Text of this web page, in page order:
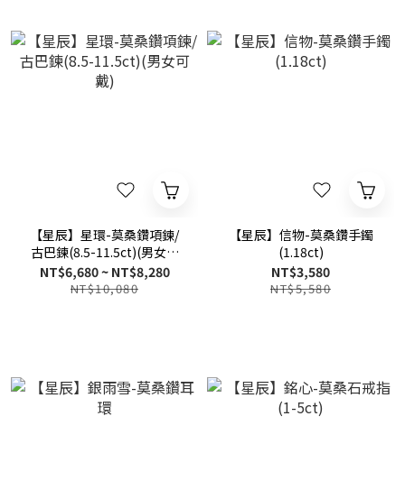
【星辰】星環-莫桑鑽項鍊/
古巴鍊(8.5-11.5ct)(男女可
戴)
NT$6,680 ~ NT$8,280
NT$10,080
【星辰】信物-莫桑鑽手鐲
(1.18ct)
NT$3,580
NT$5,580